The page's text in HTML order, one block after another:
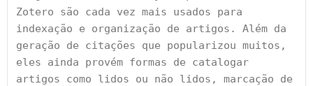
Zotero são cada vez mais usados para
indexação e organização de artigos. Além da
geração de citações que popularizou muitos,
eles ainda provém formas de catalogar
artigos como lidos ou não lidos, marcação de